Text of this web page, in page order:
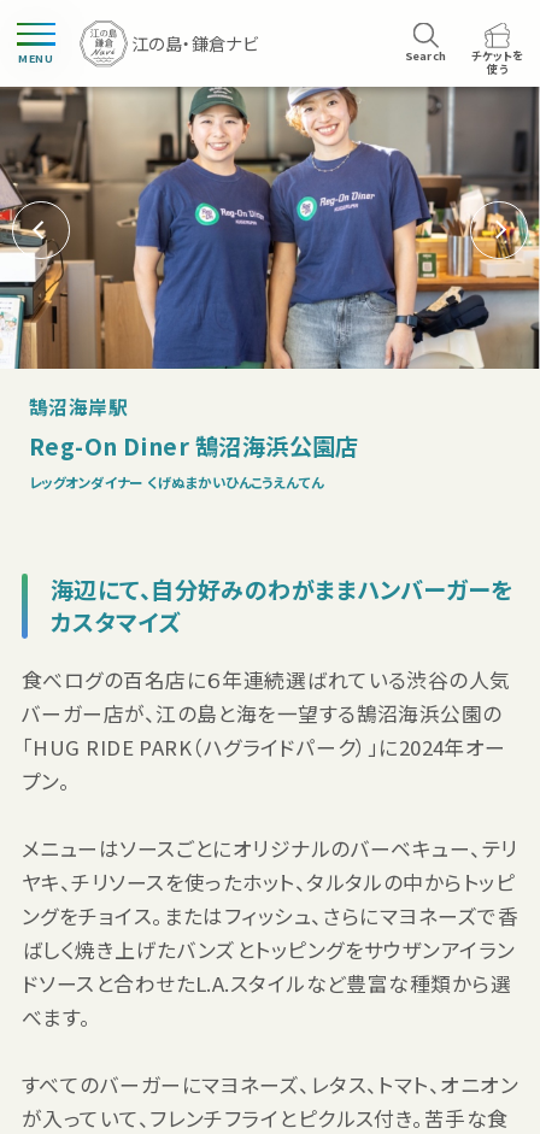
MENU Search
チケットを
使う
鵠沼海岸駅
Reg-On Diner 鵠沼海浜公園店
レッグオンダイナー くげぬまかいひんこうえんてん
海辺にて、自分好みのわがままハンバーガーを
カスタマイズ
食べログの百名店に６年連続選ばれている渋谷の人気
バーガー店が、江の島と海を一望する鵠沼海浜公園の
「HUG RIDE PARK（ハグライドパーク）」に2024年オー
プン。
メニューはソースごとにオリジナルのバーベキュー、テリ
ヤキ、チリソースを使ったホット、タルタルの中からトッピ
ングをチョイス。またはフィッシュ、さらにマヨネーズで香
ばしく焼き上げたバンズとトッピングをサウザンアイラン
ドソースと合わせたL.A.スタイルなど豊富な種類から選
べます。
すべてのバーガーにマヨネーズ、レタス、トマト、オニオン
が入っていて、フレンチフライとピクルス付き。苦手な食